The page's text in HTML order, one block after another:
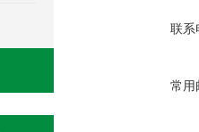
联系
常用